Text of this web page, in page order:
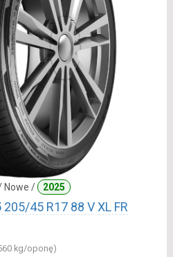
Nowe / 2025
205/45 R17 88 V XL FR
kg/oponę)